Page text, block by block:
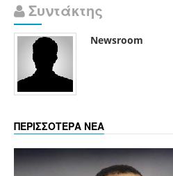
Συντάκτης
Newsroom
ΠΕΡΙΣΣΟΤΕΡΑ ΝΕΑ